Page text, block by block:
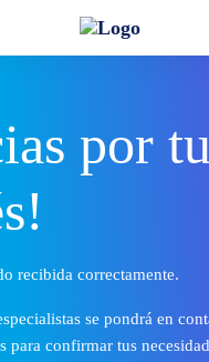
por tu
recibida correctamente.
se pondrá en
para confirmar tus